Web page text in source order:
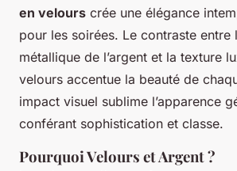
en velours crée une élégance
pour les soirées. Le contraste entre
métallique de l’argent et la texture
velours accentue la beauté de
impact visuel sublime l’apparence
conférant sophistication et classe.
Pourquoi Velours et Argent ?